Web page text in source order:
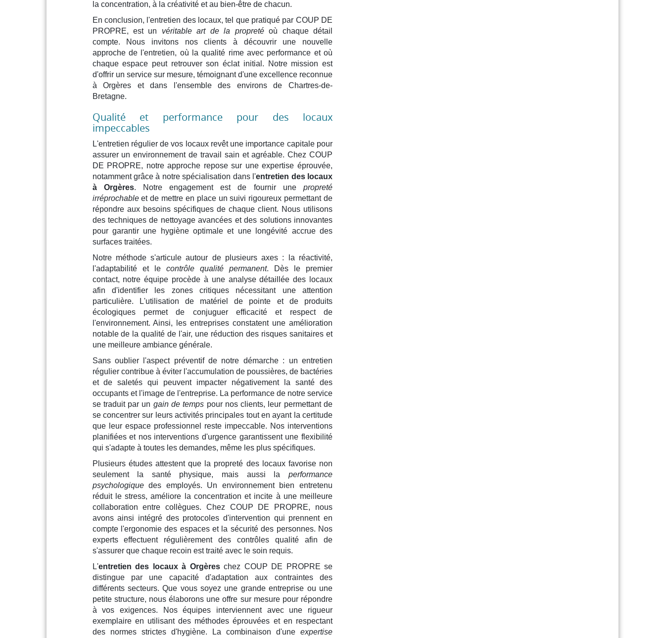
la concentration, à la créativité et au bien-être de chacun.
En conclusion, l'entretien des locaux, tel que pratiqué par COUP DE
PROPRE, est un véritable art de la propretéoù chaque détail
compte. Nous invitons nos clients à découvrir une nouvelle
approche de l'entretien, où la qualité rime avec performance et où
chaque espace peut retrouver son éclat initial. Notre mission est
d'offrir un service sur mesure, témoignant d'une excellence reconnue
à Orgères et dans l'ensemble des environs de Chartres-de-
Bretagne.
Qualité et performance pour des locaux
impeccables
L'entretien régulier de vos locaux revêt une importance capitale pour
assurer un environnement de travail sain et agréable. Chez COUP
DE PROPRE, notre approche repose sur une expertise éprouvée,
notamment grâce à notre spécialisation dans l'entretien des locaux
à Orgères. Notre engagement est de fournir unepropreté
irréprochableet de mettre en place un suivi rigoureux permettant de
répondre aux besoins spécifiques de chaque client. Nous utilisons
des techniques de nettoyage avancées et des solutions innovantes
pour garantir une hygiène optimale et une longévité accrue des
surfaces traitées.
Notre méthode s'articule autour de plusieurs axes : la réactivité,
l'adaptabilité et le contrôle qualité permanent. Dès le premier
contact, notre équipe procède à une analyse détaillée des locaux
afin d'identifier les zones critiques nécessitant une attention
particulière. L'utilisation de matériel de pointe et de produits
écologiques permet de conjuguer efficacité et respect de
l'environnement. Ainsi, les entreprises constatent une amélioration
notable de la qualité de l'air, une réduction des risques sanitaires et
une meilleure ambiance générale.
Sans oublier l'aspect préventif de notre démarche : un entretien
régulier contribue à éviter l'accumulation de poussières, de bactéries
et de saletés qui peuvent impacter négativement la santé des
occupants et l'image de l'entreprise. La performance de notre service
se traduit par un gain de temps pour nos clients, leur permettant de
se concentrer sur leurs activités principales tout en ayant la certitude
que leur espace professionnel reste impeccable. Nos interventions
planifiées et nos interventions d'urgence garantissent une flexibilité
qui s'adapte à toutes les demandes, même les plus spécifiques.
Plusieurs études attestent que la propreté des locaux favorise non
seulement la santé physique, mais aussi la performance
psychologiquedes employés. Un environnement bien entretenu
réduit le stress, améliore la concentration et incite à une meilleure
collaboration entre collègues. Chez COUP DE PROPRE, nous
avons ainsi intégré des protocoles d'intervention qui prennent en
compte l'ergonomie des espaces et la sécurité des personnes. Nos
experts effectuent régulièrement des contrôles qualité afin de
s'assurer que chaque recoin est traité avec le soin requis.
L'entretien des locaux à Orgèreschez COUP DE PROPRE se
distingue par une capacité d'adaptation aux contraintes des
différents secteurs. Que vous soyez une grande entreprise ou une
petite structure, nous élaborons une offre sur mesure pour répondre
à vos exigences. Nos équipes interviennent avec une rigueur
exemplaire en utilisant des méthodes éprouvées et en respectant
des normes strictes d'hygiène. La combinaison d'une expertise